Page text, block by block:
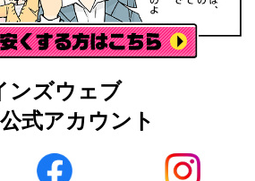
ンズウェブ
式アカウント